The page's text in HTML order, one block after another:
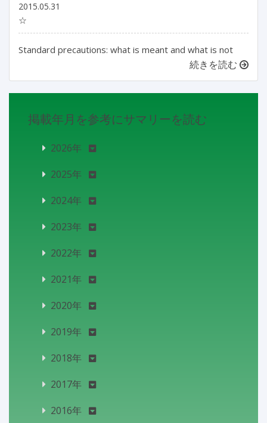
2015.05.31
☆
Standard precautions: what is meant and what is not
続きを読む
掲載年月を参考にサマリーを読む
2026年
2025年
2024年
2023年
2022年
2021年
2020年
2019年
2018年
2017年
2016年